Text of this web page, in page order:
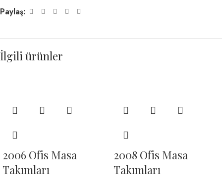
Paylaş:
İlgili ürünler
2006 Ofis Masa
Takımları
2008 Ofis Masa
Takımları